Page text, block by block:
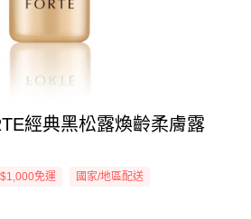
經典黑松露煥齡柔膚露
免運 國家/地區配送